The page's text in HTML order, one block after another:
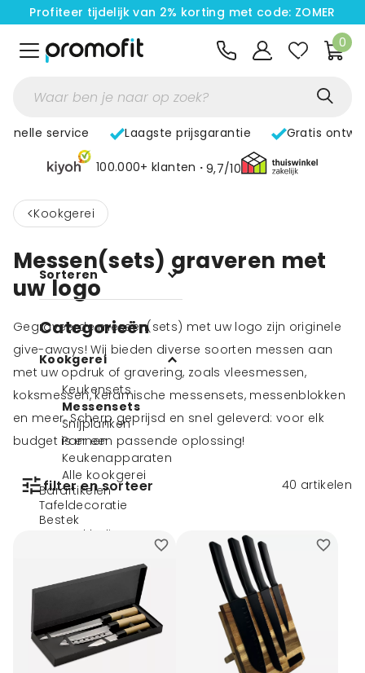
Profiteer tijdelijk van 2% korting met code: ZOMER
0
Snelle service Laagste prijsgarantie Gratis
100.000+ klanten 9,7/10
< Kookgerei
Sorteren
Categorieën
Kookgerei
Keukensets
Messensets
Snijplanken
Pannen
Keukenapparaten
Alle kookgerei
Barartikelen
Tafeldecoratie
Bestek
Horecakleding
Filters
Kleur
Messen(sets) graveren met
uw logo
Gegraveerde messen(sets) met uw logo zijn originele
give-aways! Wij bieden diverse soorten messen aan
met uw opdruk of gravering, zoals vleesmessen,
koksmessen, keramische messensets, messenblokken
en meer. Scherp geprijsd en snel geleverd: voor elk
budget is er een passende oplossing!
filter en sorteer 40 artikelen